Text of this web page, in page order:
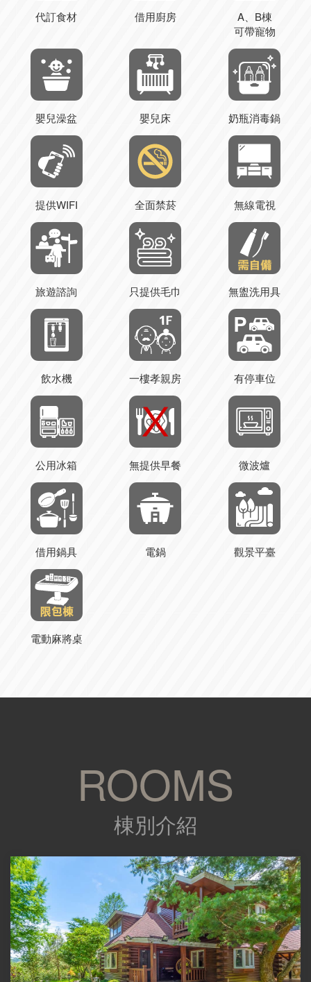
代訂食材 借用廚房
A、B棟
可帶寵物
嬰兒澡盆 嬰兒床 奶瓶消毒鍋
提供WIFI 全面禁菸 無線電視
旅遊諮詢 只提供毛巾 無盥洗用具
飲水機 一樓孝親房 有停車位
公用冰箱 無提供早餐 微波爐
借用鍋具 電鍋 觀景平臺
電動麻將桌
ROOMS
棟別介紹